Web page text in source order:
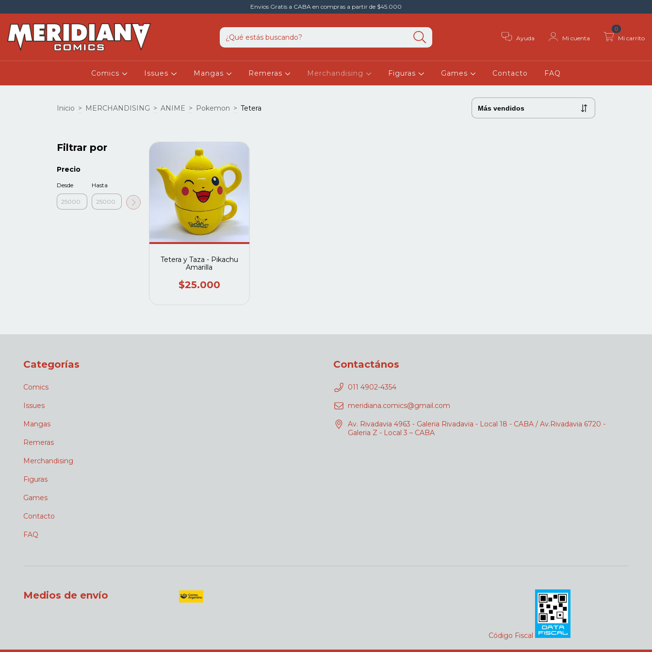
Envios Gratis a CABA en compras a partir de $45.000
Ayuda Mi cuenta Mi carrito
0
Comics Issues Mangas Remeras Merchandising Figuras Games Contacto FAQ
Inicio > MERCHANDISING > ANIME > Pokemon > Tetera
Filtrar por
Precio
Desde Hasta
Tetera y Taza - Pikachu
Amarilla
$25.000
Categorías
Comics
Issues
Mangas
Remeras
Merchandising
Figuras
Games
Contacto
FAQ
Contactános
011 4902-4354
meridiana.comics@gmail.com
Av. Rivadavia 4963 - Galeria Rivadavia - Local 18 - CABA / Av.Rivadavia 6720 -
Galeria Z - Local 3 – CABA
Medios de envío
Código Fiscal